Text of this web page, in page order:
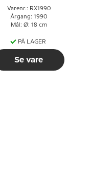
Varenr.: RX1990
Årgang: 1990
Mål: Ø: 18 cm
PÅ LAGER
Se vare